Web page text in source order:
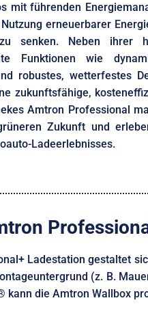
mit führenden
erneuerbarer
senken. Neben ihrer
Funktionen wie
robustes, wetterfestes
zukunftsfähige,
Amtron Professional
Zukunft und
Ladeerlebnisses.
Ladestation gestaltet
(z. B.
kann die Amtron Wallbox